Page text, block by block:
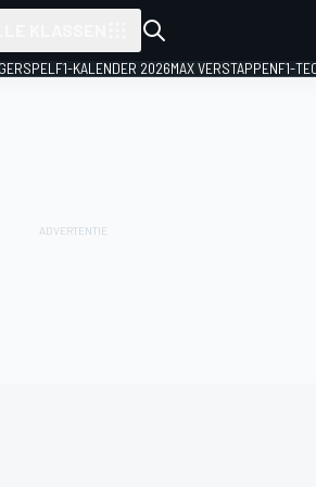
F1-KALENDER 2026MAX VERSTAPPENF1-